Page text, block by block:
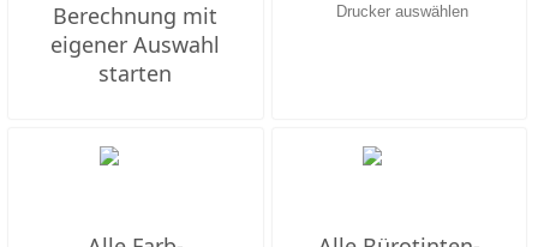
Berechnung mit
eigener Auswahl
starten